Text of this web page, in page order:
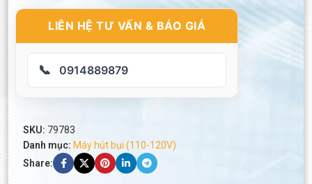
LIÊN HỆ TƯ VẤN & BÁO GIÁ
📞 0914889879
SKU: 79783
Danh mục: Máy hút bụi (110-120V)
Share: